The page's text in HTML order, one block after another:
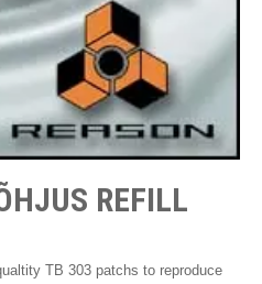
REFILL
TB 303 patchs to reproduce